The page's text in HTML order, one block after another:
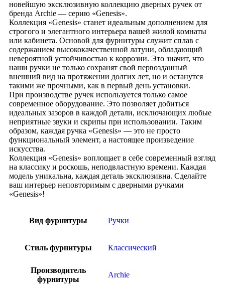
новейшую эксклюзивную коллекцию дверных ручек от
бренда Archie — серию «Genesis».
Коллекция «Genesis» станет идеальным дополнением для
строгого и элегантного интерьера вашей жилой комнаты
или кабинета. Основой для фурнитуры служит сплав с
содержанием высококачественной латуни, обладающий
невероятной устойчивостью к коррозии. Это значит, что
наши ручки не только сохранят свой первозданный
внешний вид на протяжении долгих лет, но и останутся
такими же прочными, как в первый день установки.
При производстве ручек используется только самое
современное оборудование. Это позволяет добиться
идеальных зазоров в каждой детали, исключающих любые
неприятные звуки и скрипы при использовании. Таким
образом, каждая ручка «Genesis» — это не просто
функциональный элемент, а настоящее произведение
искусства.
Коллекция «Genesis» воплощает в себе современный взгляд
на классику и роскошь, неподвластную времени. Каждая
модель уникальна, каждая деталь эксклюзивна. Сделайте
ваш интерьер неповторимым с дверными ручками
«Genesis»!
Вид фурнитуры Ручки
Стиль фурнитуры Классический
Производитель
фурнитуры
Archie